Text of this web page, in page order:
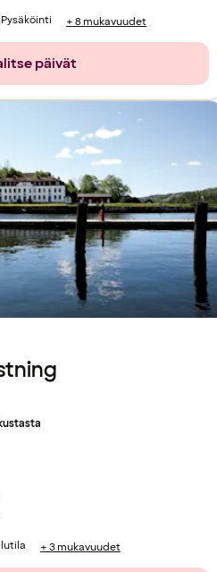
Pysäköinti + 8 mukavuudet
päivät
+ 3 mukavuudet